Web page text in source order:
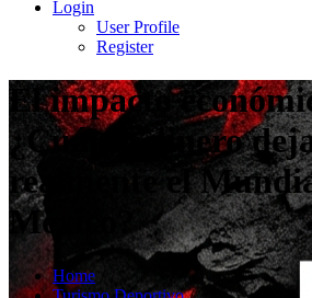
Login
User Profile
Register
El impacto
¿Cuánto dinero
realmente el
México?
Home